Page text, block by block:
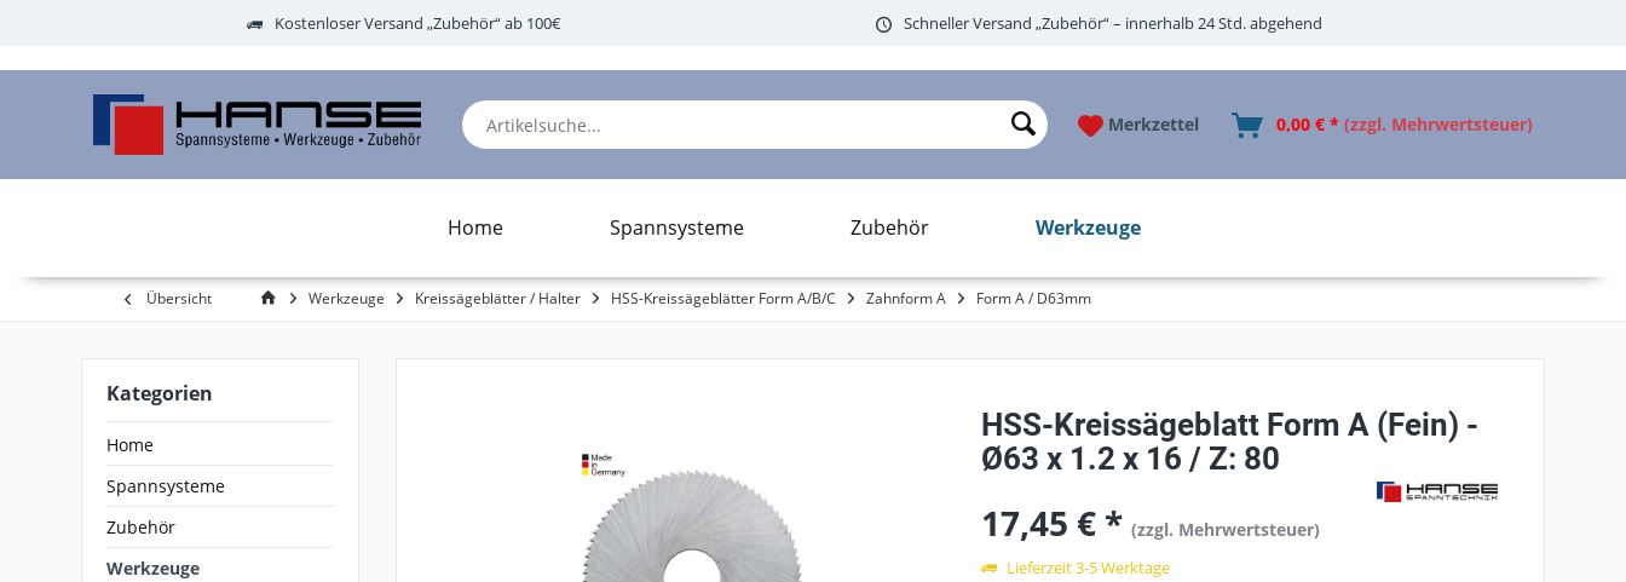
Kostenloser Versand „Zubehör“ ab 100€ Schneller Versand „Zubehör“ – innerhalb 24 Std. abgehend
Merkzettel 0,00 € * (zzgl. Mehrwertsteuer)
Home Spannsysteme Zubehör Werkzeuge
Übersicht Werkzeuge Kreissägeblätter / Halter HSS-Kreissägeblätter Form A/B/C Zahnform A Form A / D63mm
Kategorien
Home
Spannsysteme
Zubehör
Werkzeuge
HSS-Kreissägeblatt Form A (Fein) -
Ø63 x 1.2 x 16 / Z: 80
17,45 € *(zzgl. Mehrwertsteuer)
Lieferzeit 3-5 Werktage